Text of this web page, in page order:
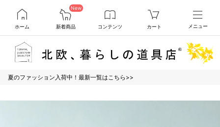
ホーム
New
新着商品 コンテンツ カート メニュー
夏のファッション入荷中！最新一覧はこちら>>